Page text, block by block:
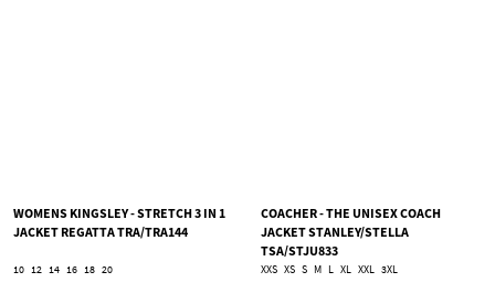
WOMENS KINGSLEY - STRETCH 3 IN 1
JACKET REGATTA TRA/TRA144
10 12 14 16 18 20
COACHER - THE UNISEX COACH
JACKET STANLEY/STELLA
TSA/STJU833
XXS XS S M L XL XXL 3XL